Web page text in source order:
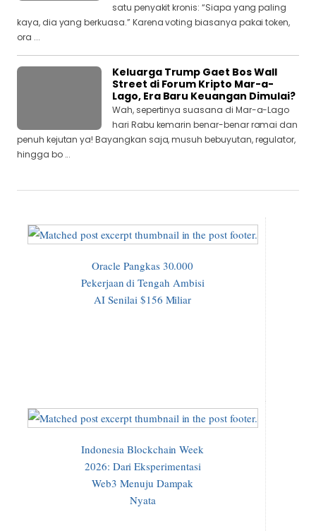
satu penyakit kronis: “Siapa yang paling
kaya, dia yang berkuasa.” Karena voting biasanya pakai token,
ora ...
Keluarga Trump Gaet Bos Wall
Street di Forum Kripto Mar-a-
Lago, Era Baru Keuangan Dimulai?
Wah, sepertinya suasana di Mar-a-Lago
hari Rabu kemarin benar-benar ramai dan
penuh kejutan ya! Bayangkan saja, musuh bebuyutan, regulator,
hingga bo ...
Oracle Pangkas 30.000
Pekerjaan di Tengah Ambisi
AI Senilai $156 Miliar
Indonesia Blockchain Week
2026: Dari Eksperimentasi
Web3 Menuju Dampak
Nyata